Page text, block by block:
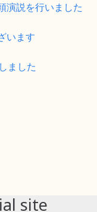
演説を行いました
います
ました
site